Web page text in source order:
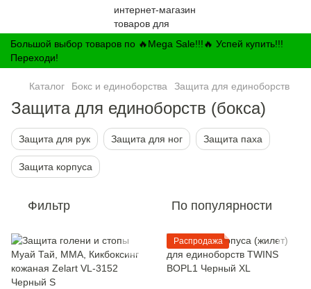
Большой выбор товаров по 🔥Mega Sale!!!🔥 Успей купить!!!
Переходи!
Каталог Бокс и единоборства Защита для единоборств
Защита для единоборств (бокса)
Защита для рук Защита для ног Защита паха
Защита корпуса
Фильтр По популярности
Распродажа